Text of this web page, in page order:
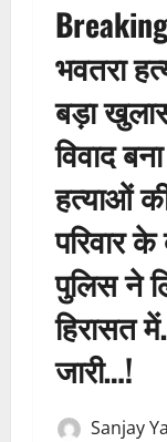
भवतरा
बड़ा
विवाद
हत्याओं
परिवार के
पुलिस ने
हिरासत
जारी…!
Sanjay